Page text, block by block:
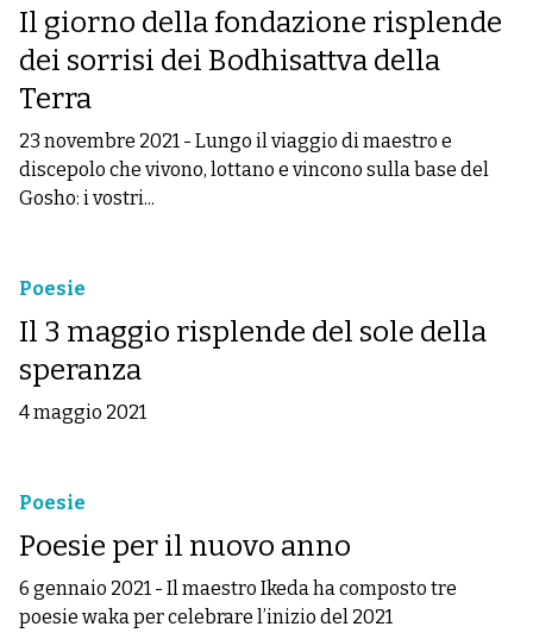
Il giorno della fondazione risplende
dei sorrisi dei Bodhisattva della
Terra
23 novembre 2021 - Lungo il viaggio di maestro e
discepolo che vivono, lottano e vincono sulla base del
Gosho: i vostri...
Poesie
Il 3 maggio risplende del sole della
speranza
4 maggio 2021
Poesie
Poesie per il nuovo anno
6 gennaio 2021 - Il maestro Ikeda ha composto tre
poesie waka per celebrare l’inizio del 2021